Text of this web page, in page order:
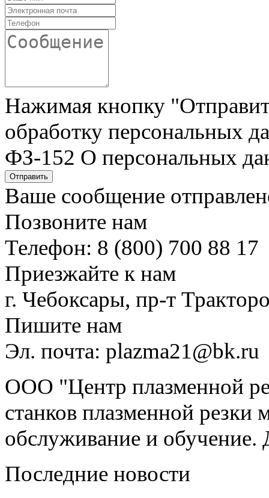
Нажимая кнопку
обработку персональных
ФЗ-152 О персональных
Отправить
Ваше сообщение
Позвоните нам
Телефон: 8 (800) 700 88 17
Приезжайте к нам
г. Чебоксары, пр-т
Пишите нам
Эл. почта: plazma21@bk.ru
ООО "Центр плазменной
станков плазменной резки
обслуживание и обучение.
Последние новости